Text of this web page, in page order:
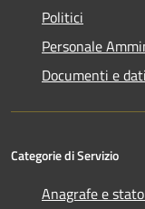
Politici
Personale
Documenti e dati
Categorie di Servizio
Anagrafe e